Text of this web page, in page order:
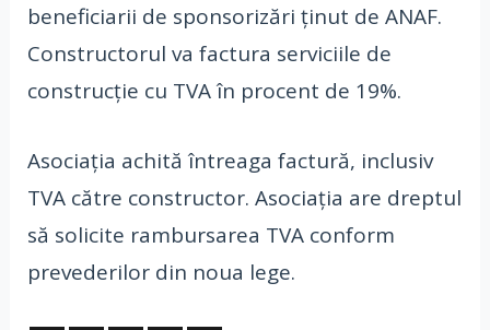
beneficiarii de sponsorizări ținut de ANAF.
Constructorul va factura serviciile de
construcție cu TVA în procent de 19%.
Asociația achită întreaga factură, inclusiv
TVA către constructor. Asociația are dreptul
să solicite rambursarea TVA conform
prevederilor din noua lege.